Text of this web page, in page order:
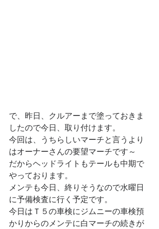
で、昨日、クルアーまで塗っておきま
したので今日、取り付けます。
今回は、うちらしいマーチと言うより
はオーナーさんの要望マーチです～
だからヘッドライトもテールも中期で
やっております。
メンテも今日、終りそうなので水曜日
に予備検査に行く予定です。
今日はＴ５の車検にジムニーの車検預
かりからのメンテに白マーチの続きが